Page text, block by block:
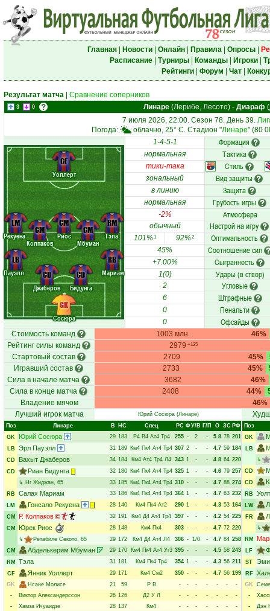
Главная| Новости| Онлайн| Правила| Опросы|
Расписание| Турниры| Команды| Игроки|
Рейтинги| Форум Чат|
Результат матча Сравнение соперников
3 0 Линаре(Лерибе, Лесото)- Диараф
7 июля 2026, 22:00. Сезон 78. День 39.
Погода:
облачно, 25° C. Стадион "Линаре" (80
Сосюра
Пауэлл
Джаберов
Бидунга
Мариам
Рекуена
Колпаков
Риос
Мбуман
Тэла
Уоллерт
GK
LB
CD
CD
RB
LM
CM
CM
CM
RM
CF
1-4-5-1 Формация
нормальная Тактика
тики-така Стиль
зональный Вид защиты
в линию Защита
нормальная Грубость игры
-2% Атмосфера
обычный Настрой на игру
101%1 92%2 Оптимальность
45% Соотношение сил
+7.00% Сыгранность
1(0) Удары (в створ)
2 Угловые
6 Штрафные
0 Пенальти
0 Офсайды
Стоимость команд 1003 млн.
46%
Рейтинг силы команд
2979 +125
Стартовый состав 2709 45%
Игравший состав
2733 45%
Сила в начале матча
3682
46%
Сила в конце матча
2408 44%
Владение мячом
46%
Лучший игрок матча
Юрий Сосюра(Линаре)
Поз Линаре В НC Спец РC ФУ/В Г/П О ЗС РФ
GK
Юрий Сосюра 29 183 Р4 В4 Ат4 Тр4 255 - 2 - 5.8 78 201
LB
Эрл Пауэлл 31 189 Км4 Пк4 Ат4 Тр4 307 2 - - 4.7 59 184
CD
Вахыт Джаберов 34 184 Км4 Ат4 Тр4 Л4 343 1 - - 4.8 64 220
CD
Риан Бидунга 32 180 Км4 Пк4 Ат4 Тр4 325 1 - - 4.6 79 257
↳ Нг Жиджан, 65 33 185 Км4 Пк4 Ат4 Тр4 310 - - - 4.7 88 274
RB
Салах Мариам 33 186 Км4 Пк4 Ат4 Тр4 364 1 - - 4.7 63 232
LM
Гонсало Рекуена 28 140 Км4 Пк4 Ат2 290 1 - - 4.3 53 164
CM
Р. Колпаков 32 191 Км4 Д4 Ат4 Тр4 397 - - - 4.2 54 225
CM
Юрек Риос 28 148 Км4 Пк4 303 - - - 4.7 72 220
↳
Ретабиле Секото, 65 29 172 Км4 Д4 Ат4 Л4 306 - 1/0 - 4.7 84 258
CM
Абделькерим Мбуман 29 170 Км4 Пк4 Ат4 Уг3 395 - - - 4.5 58 243
RM
Тэла 31 181 Км4 Пк4 Тр4 354 1 - - 4.3 56 211
CF
Янник Уоллерт 29 171 Км4 См2 350 - - - 4.7 56 199
GK
Нсане Молисе 21 59 Р В - - - - - -
-
-
Виктор Александерссон 26 126 Д2 У Л - - - - - -
-
-
Хамза Ичуаидзе 28 137 Км4 - - - - - -
-
Поз
GK
LB
↳
CD
CD
RB
LW
FR
↳
RM
LF
ST
RF
GK
-
-
Дэн